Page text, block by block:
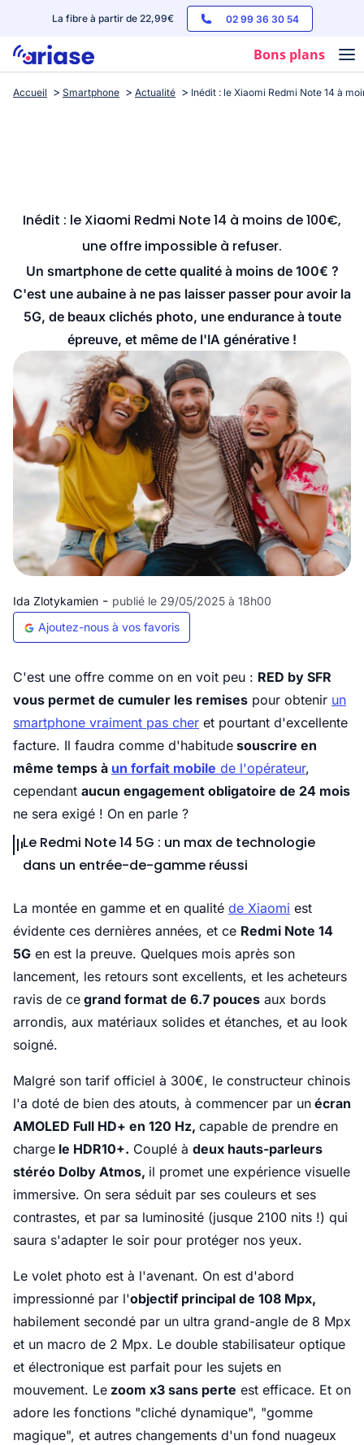
La fibre à partir de 22,99€ 02 99 36 30 54
Bons plans
Box internet
Streaming
Accueil Smartphone Actualité Inédit : le Xiaomi Redmi Note 14 à
Inédit : le Xiaomi Redmi Note 14 à moins de 100€,
une offre impossible à refuser.
Un smartphone de cette qualité à moins de 100€ ?
C'est une aubaine à ne pas laisser passer pour avoir la
5G, de beaux clichés photo, une endurance à toute
épreuve, et même de l'IA générative !
Ida Zlotykamien - publié le 29/05/2025 à 18h00
Ajoutez-nous à vos favoris
C'est une offre comme on en voit peu : RED by SFR
vous permet de cumuler les remises pour obtenir un
smartphone vraiment pas cher et pourtant d'excellente
facture. Il faudra comme d'habitude souscrire en
même temps à un forfait mobile de l'opérateur,
cependant aucun engagement obligatoire de 24 mois
ne sera exigé ! On en parle ?
Le Redmi Note 14 5G : un max de technologie
dans un entrée-de-gamme réussi
La montée en gamme et en qualité de Xiaomi est
évidente ces dernières années, et ce Redmi Note 14
5G en est la preuve. Quelques mois après son
lancement, les retours sont excellents, et les acheteurs
ravis de ce grand format de 6.7 pouces aux bords
arrondis, aux matériaux solides et étanches, et au look
soigné.
Malgré son tarif officiel à 300€, le constructeur chinois
l'a doté de bien des atouts, à commencer par un écran
AMOLED Full HD+ en 120 Hz, capable de prendre en
charge le HDR10+. Couplé à deux hauts-parleurs
stéréo Dolby Atmos, il promet une expérience visuelle
immersive. On sera séduit par ses couleurs et ses
contrastes, et par sa luminosité (jusque 2100 nits !) qui
saura s'adapter le soir pour protéger nos yeux.
Le volet photo est à l'avenant. On est d'abord
impressionné par l'objectif principal de 108 Mpx,
habilement secondé par un ultra grand-angle de 8 Mpx
et un macro de 2 Mpx. Le double stabilisateur optique
et électronique est parfait pour les sujets en
mouvement. Le zoom x3 sans perte est efficace. Et on
adore les fonctions "cliché dynamique", "gomme
magique", et autres changements d'un fond nuageux